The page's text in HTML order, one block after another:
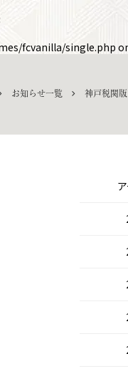
fcvanilla/single.php
お知らせ一覧 神戸税関